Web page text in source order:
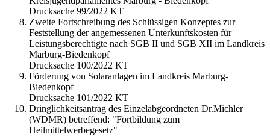
Drucksache 99/2022 KT
Zweite Fortschreibung des Schlüssigen Konzeptes zur
Feststellung der angemessenen Unterkunftskosten für
Leistungsberechtigte nach SGB II und SGB XII im Landkreis
Marburg-Biedenkopf
Drucksache 100/2022 KT
Förderung von Solaranlagen im Landkreis Marburg-
Biedenkopf
Drucksache 101/2022 KT
Dringlichkeitsantrag des Einzelabgeordneten Dr.Michler
(WDMR) betreffend: "Fortbildung zum
Heilmittelwerbegesetz"